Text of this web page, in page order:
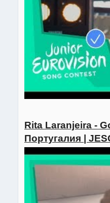
Rita Laranjeira -
Португалия |